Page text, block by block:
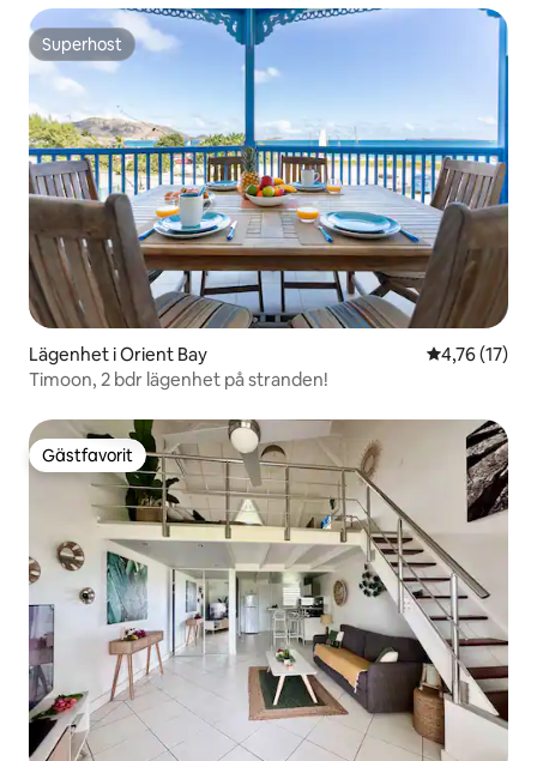
Superhost
Superhost
Lägenhet i Orient Bay 4,76 av 5 i
4,76 (17)
Timoon, 2 bdr lägenhet på stranden!
Gästfavorit
Gästfavorit